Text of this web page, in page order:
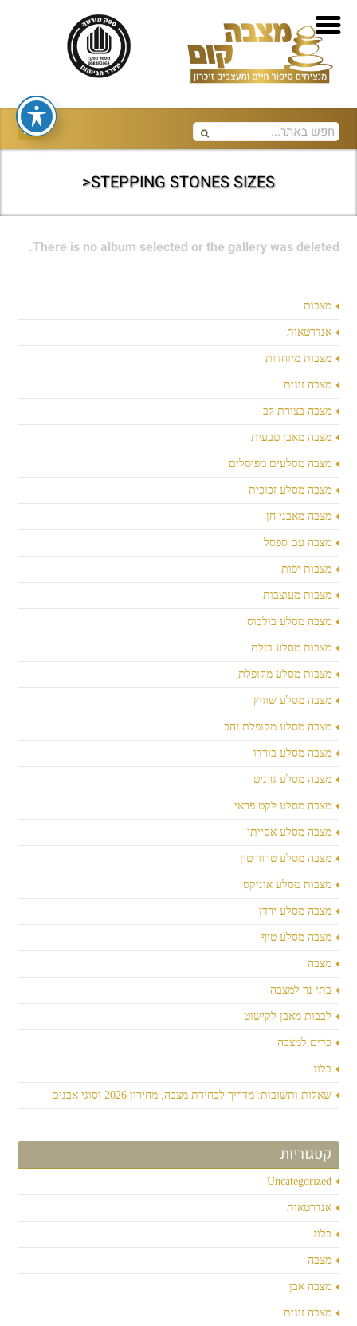
STEPPING STONES SIZES<
מצבות
אנדרטאות
מצבות מיוחדות
מצבה זוגית
מצבה בצורת לב
מצבה מאבן טבעית
מצבה מסלעים מפוסלים
מצבה מסלע זכוכית
מצבה מאבני חן
מצבה עם ספסל
מצבות יפות
מצבות מעוצבות
מצבה מסלע בולבוס
מצבות מסלע בזלת
מצבות מסלע מקופלת
מצבה מסלע שוויץ
מצבה מסלע מקופלת זהב
מצבה מסלע בורדו
מצבה מסלע גרניט
מצבה מסלע לקט פראי
מצבה מסלע אסייתי
מצבה מסלע טרוורטין
מצבות מסלע אוניקס
מצבה מסלע ירדן
מצבה מסלע טוף
מצבה
בתי נר למצבה
לבבות מאבן לקישוט
כדים למצבה
בלוג
שאלות ותשובות: מדריך לבחירת מצבה, מחירון 2026 וסוגי אבנים
קטגוריות
Uncategorized
אנדרטאות
בלוג
מצבה
מצבה אבן
מצבה זוגית
There is no album selected or the gallery was deleted.